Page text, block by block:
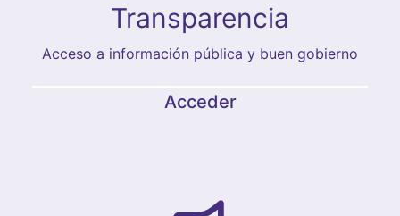
Transparencia
Acceso a información pública y buen gobierno
Acceder